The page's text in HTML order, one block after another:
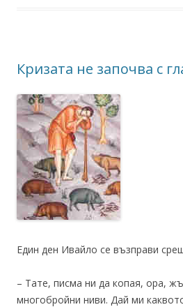
Кризата не започва с
Един ден Ивайло се възправи
– Тате, писма ни да копая, ора,
многобройни ниви. Дай ми